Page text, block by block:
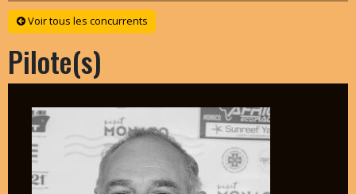
Voir tous les concurrents
Pilote(s)